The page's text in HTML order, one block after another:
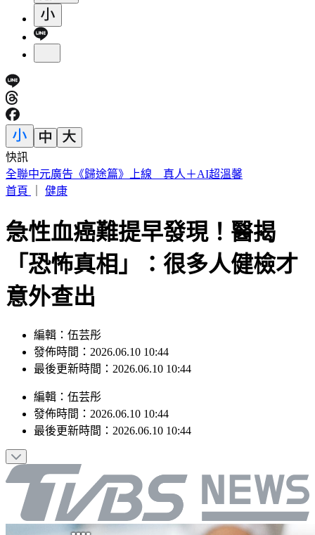
快訊
午後雨來了！「北北基等15縣市大雨特報」 恐一路下到晚
首頁
健康
急性血癌難提早發現！醫揭
「恐怖真相」：很多人健檢才
意外查出
編輯：伍芸彤
發佈時間：2026.06.10 10:44
最後更新時間：2026.06.10 10:44
編輯 ： 伍芸彤
發佈時間： 2026.06.10 10:44
最後更新時間： 2026.06.10 10:44